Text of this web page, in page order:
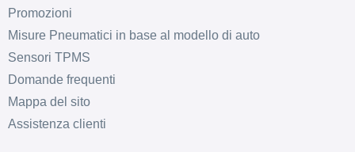
Promozioni
Misure Pneumatici in base al modello di auto
Sensori TPMS
Domande frequenti
Mappa del sito
Assistenza clienti